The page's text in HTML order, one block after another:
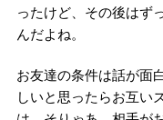
ったけど、その後はず
んだよね。
お友達の条件は話が面
しいと思ったらお互い